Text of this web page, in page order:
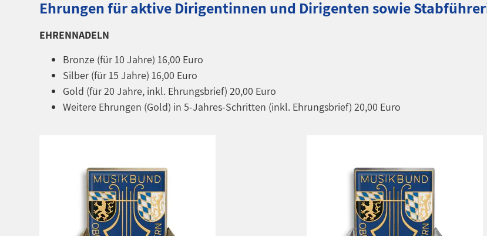
Ehrungen für aktive Dirigentinnen und Dirigenten sowie
EHRENNADELN
Bronze (für 10 Jahre) 16,00 Euro
Silber (für 15 Jahre) 16,00 Euro
Gold (für 20 Jahre, inkl. Ehrungsbrief) 20,00 Euro
Weitere Ehrungen (Gold) in 5-Jahres-Schritten (inkl. Ehrungsbrief) 20,00 Euro